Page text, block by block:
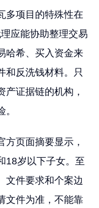
多项目的特殊性在
应能协助整理交易
哈希、买入资金来
和反洗钱材料。只
产证据链的机构，
方页面摘要显示，
18岁以下子女。至
文件要求和个案边
文件为准，不能靠